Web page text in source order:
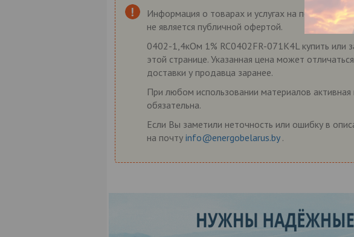
Информация о товарах и услугах на портале
не является публичной офертой.
0402-1,4кОм 1% RC0402FR-071K4L купить или
этой странице. Указанная цена может
доставки у продавца заранее.
При любом использовании материалов активная
обязательна.
Если Вы заметили неточность или ошибку в
на почту info@energobelarus.by .